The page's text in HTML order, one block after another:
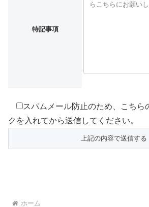
特記事項
スパムメール防止のため、こちら
クを入れてから送信してください。
ホーム